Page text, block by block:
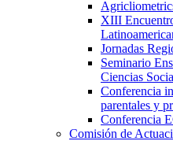
XIII
Jornadas
Seminario
Ciencias
Conferencia
parentales y
Conferencia
Comisión de